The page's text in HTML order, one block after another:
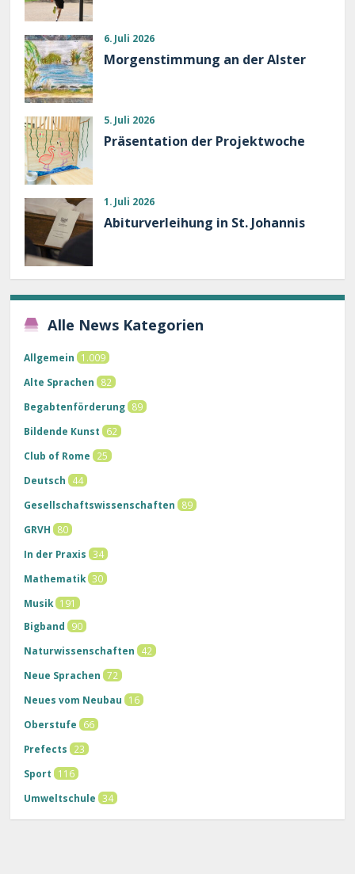
6. Juli 2026
Morgenstimmung an der Alster
5. Juli 2026
Präsentation der Projektwoche
1. Juli 2026
Abiturverleihung in St. Johannis
Alle News Kategorien
Allgemein
1.009
Alte Sprachen
82
Begabtenförderung 89
Bildende Kunst
62
Club of Rome
25
Deutsch
44
Gesellschaftswissenschaften
89
GRVH
80
In der Praxis 34
Mathematik 30
Musik 191
Bigband
90
Naturwissenschaften
42
Neue Sprachen 72
Neues vom Neubau
16
Oberstufe
66
Prefects
23
Sport
116
Umweltschule 34